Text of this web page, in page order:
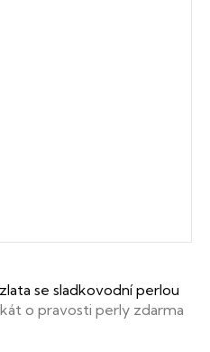
se sladkovodní perlou
o pravosti perly zdarma